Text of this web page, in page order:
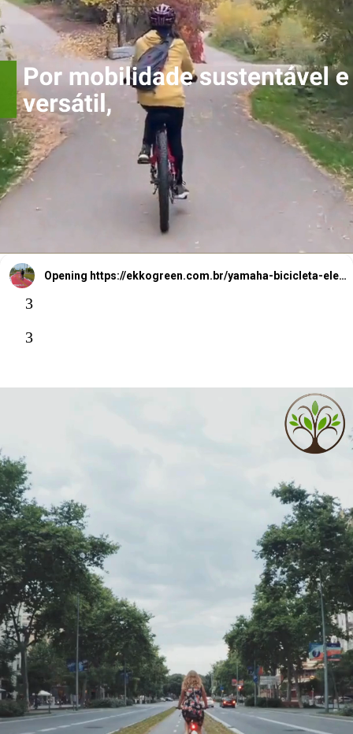
Opening https://ekkogreen.com.br/yamaha-bicicleta-eletrica-versatil/?utm_source=google&utm_medium=web-stories&utm_campaign=bicicleta-eletrica
3
3